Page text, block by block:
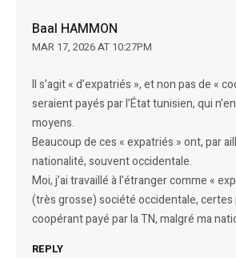
Baal HAMMON
MAR 17, 2026 AT 10:27PM
Il s’agit « d’expatriés », et non pas de «
seraient payés par l’État tunisien, qui
moyens.
Beaucoup de ces « expatriés » ont, par
nationalité, souvent occidentale.
Moi, j’ai travaillé à l’étranger comme «
(très grosse) société occidentale, certes
coopérant payé par la TN, malgré ma
REPLY